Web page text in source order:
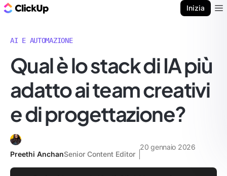
Inizia
AI E AUTOMAZIONE
Qual è lo stack di IA più
adatto ai team creativi
e di progettazione?
Preethi AnchanSenior Content Editor
20 gennaio 2026